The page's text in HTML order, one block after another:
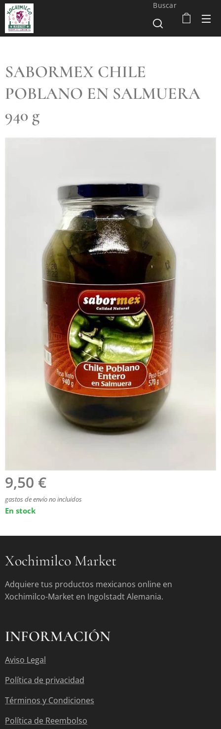
Buscar
SABORMEX CHILE
POBLANO EN SALMUERA
940 g
9,50 €
gastos de envío no incluidos
En stock
Xochimilco Market
Adquiere tus productos mexicanos online en
Xochimilco-Market en Ingolstadt Alemania.
INFORMACIÓN
Aviso Legal
Política de privacidad
Términos y Condiciones
Política de Reembolso